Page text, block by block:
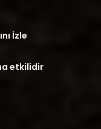
İzle
etkilidir